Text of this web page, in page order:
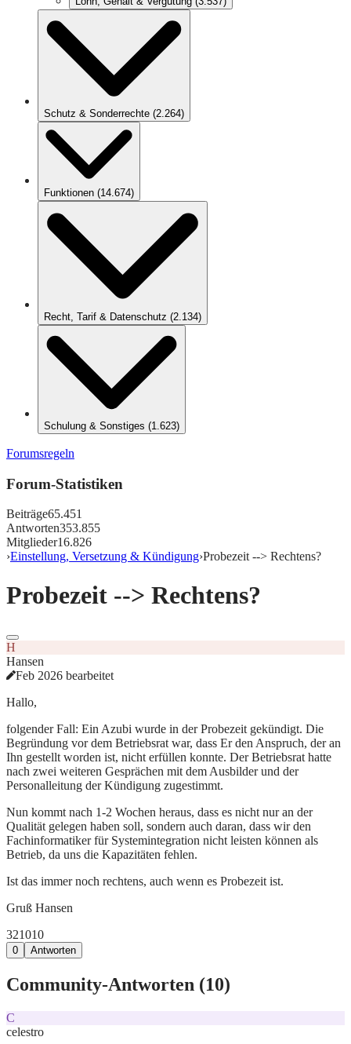
Schutz & Sonderrechte (2.264)
Funktionen (14.674)
Recht, Tarif & Datenschutz (2.134)
Schulung & Sonstiges (1.623)
Forumsregeln
Forum-Statistiken
Beiträge65.451
Antworten353.855
Mitglieder16.826
›Einstellung, Versetzung & Kündigung›Probezeit --> Rechtens?
Probezeit --> Rechtens?
H
Hansen
Feb 2026 bearbeitet
Hallo,
folgender Fall: Ein Azubi wurde in der Probezeit gekündigt. Die
Begründung vor dem Betriebsrat war, dass Er den Anspruch, der an
Ihn gestellt worden ist, nicht erfüllen konnte. Der Betriebsrat hatte
nach zwei weiteren Gesprächen mit dem Ausbilder und der
Personalleitung der Kündigung zugestimmt.
Nun kommt nach 1-2 Wochen heraus, dass es nicht nur an der
Qualität gelegen haben soll, sondern auch daran, dass wir den
Fachinformatiker für Systemintegration nicht leisten können als
Betrieb, da uns die Kapazitäten fehlen.
Ist das immer noch rechtens, auch wenn es Probezeit ist.
Gruß Hansen
321010
0 Antworten
Community-Antworten (10)
C
celestro